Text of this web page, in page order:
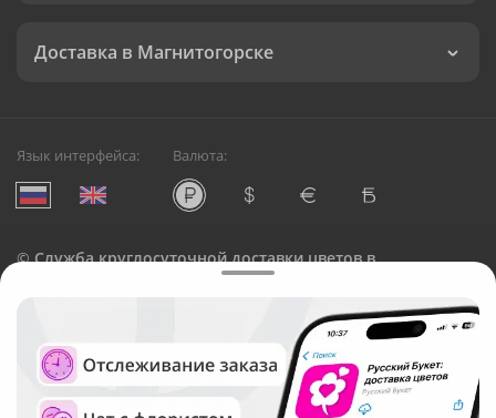
Доставка в Магнитогорске
Язык интерфейса: Валюта:
©Служба круглосуточной доставки цветов в
Русский Букет, 2026
Общество с ограниченной ответственностью «Технология»
ОГРН: 1195476081745, ИНН: 5410081997
Юридический адрес: г. Новосибирск, ул. Ипподромская,
д.42, оф. 3